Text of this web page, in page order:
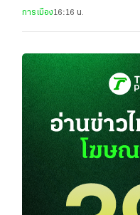
เรื่องโกง สว. แน่
การเมือง16:16 น.